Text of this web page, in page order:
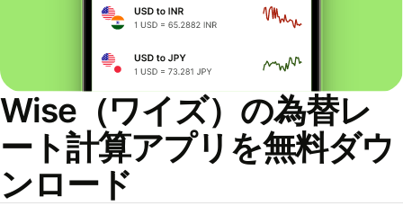
Wise（ワイズ）の為替レ
ート計算アプリを無料ダウ
ンロード